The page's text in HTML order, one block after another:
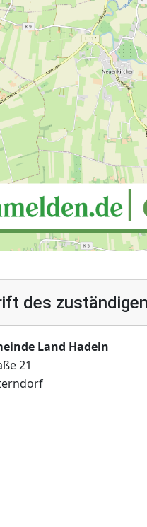
des
Land Hadeln
21